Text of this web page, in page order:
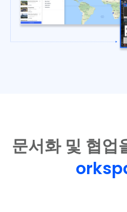
문서화 및 협업